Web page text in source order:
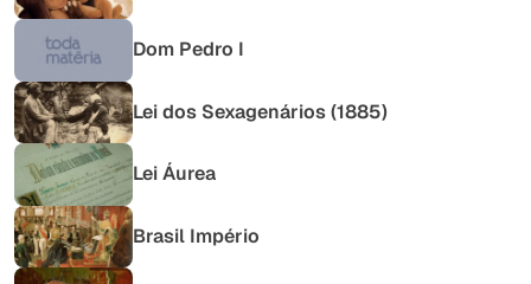
Dom Pedro I
Lei dos Sexagenários (1885)
Lei Áurea
Brasil Império